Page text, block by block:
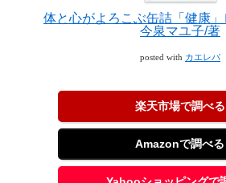
体と心がよろこぶ缶詰「健康
今泉マユ子/著
posted with カエレバ
楽天市場で調べる
Amazonで調べる